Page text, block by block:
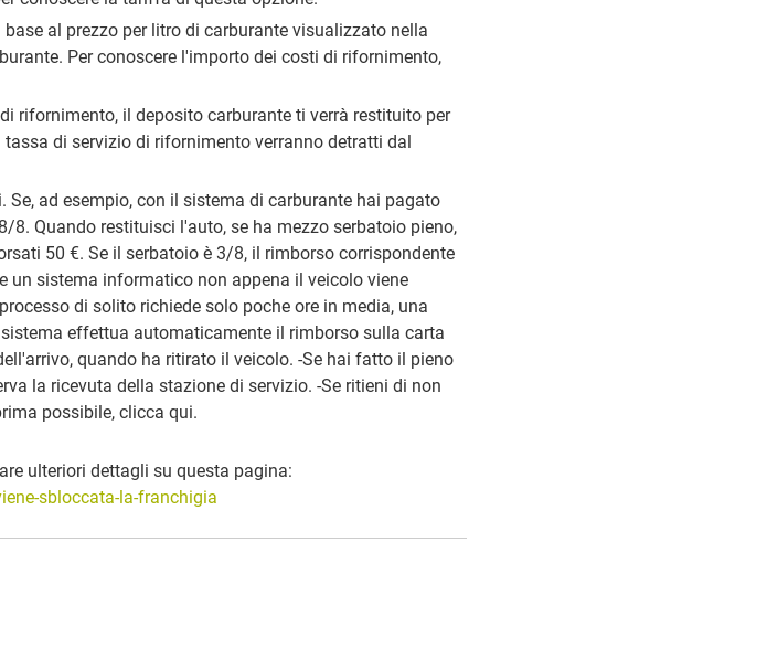
al prezzo per litro di carburante visualizzato nella
Per conoscere l'importo dei costi di rifornimento,
rifornimento, il deposito carburante ti verrà restituito per
di servizio di rifornimento verranno detratti dal
ad esempio, con il sistema di carburante hai pagato
8. Quando restituisci l'auto, se ha mezzo serbatoio pieno,
50 €. Se il serbatoio è 3/8, il rimborso corrispondente
un sistema informatico non appena il veicolo viene
di solito richiede solo poche ore in media, una
effettua automaticamente il rimborso sulla carta
quando ha ritirato il veicolo. -Se hai fatto il pieno
la ricevuta della stazione di servizio. -Se ritieni di non
possibile, clicca qui.
ulteriori dettagli su questa pagina:
sbloccata-la-franchigia